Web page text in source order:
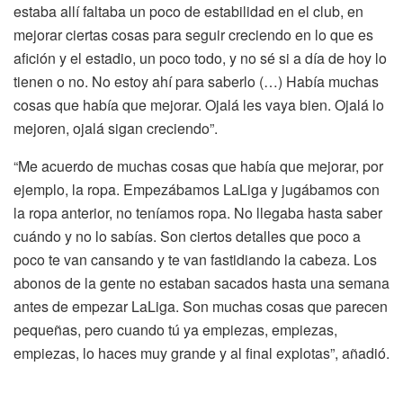
estaba allí faltaba un poco de estabilidad en el club, en
mejorar ciertas cosas para seguir creciendo en lo que es
afición y el estadio, un poco todo, y no sé si a día de hoy lo
tienen o no. No estoy ahí para saberlo (…) Había muchas
cosas que había que mejorar. Ojalá les vaya bien. Ojalá lo
mejoren, ojalá sigan creciendo”.
“Me acuerdo de muchas cosas que había que mejorar, por
ejemplo, la ropa. Empezábamos LaLiga y jugábamos con
la ropa anterior, no teníamos ropa. No llegaba hasta saber
cuándo y no lo sabías. Son ciertos detalles que poco a
poco te van cansando y te van fastidiando la cabeza. Los
abonos de la gente no estaban sacados hasta una semana
antes de empezar LaLiga. Son muchas cosas que parecen
pequeñas, pero cuando tú ya empiezas, empiezas,
empiezas, lo haces muy grande y al final explotas”, añadió.